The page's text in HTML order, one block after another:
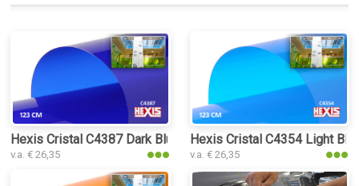
Hexis Cristal C4387 Dark Blue folie
v.a. € 26,35
Hexis Cristal C4354 Light
v.a. € 26,35